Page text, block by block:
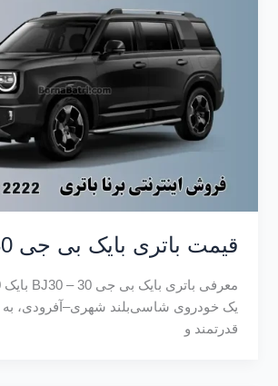
قیمت باتری بایک بی جی 30 – BJ30
یک خودروی شاسی‌بلند شهری–آفرودی،
قدرتمند و